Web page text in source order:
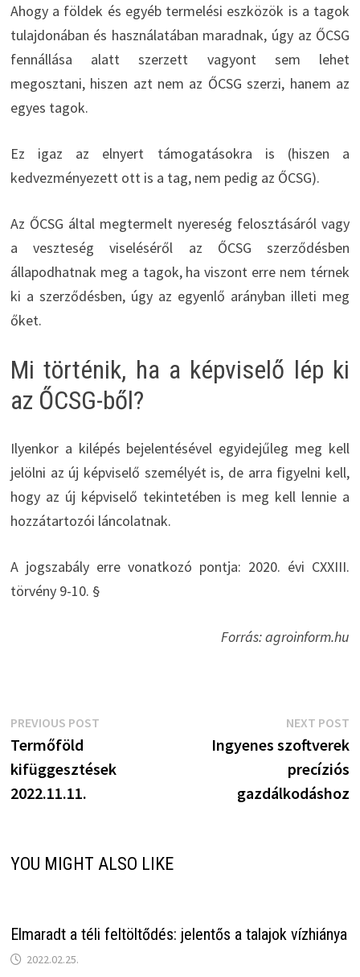
Ahogy a földek és egyéb termelési eszközök is a tagok
tulajdonában és használatában maradnak, úgy az ŐCSG
fennállása alatt szerzett vagyont sem lehet
megosztani, hiszen azt nem az ŐCSG szerzi, hanem az
egyes tagok.
Ez igaz az elnyert támogatásokra is (hiszen a
kedvezményezett ott is a tag, nem pedig az ŐCSG).
Az ŐCSG által megtermelt nyereség felosztásáról vagy
a veszteség viseléséről az ŐCSG szerződésben
állapodhatnak meg a tagok, ha viszont erre nem térnek
ki a szerződésben, úgy az egyenlő arányban illeti meg
őket.
Mi történik, ha a képviselő lép ki
az ŐCSG-ből?
Ilyenkor a kilépés bejelentésével egyidejűleg meg kell
jelölni az új képviselő személyét is, de arra figyelni kell,
hogy az új képviselő tekintetében is meg kell lennie a
hozzátartozói láncolatnak.
A jogszabály erre vonatkozó pontja: 2020. évi CXXIII.
törvény 9-10. §
Forrás: agroinform.hu
Bejegyzés
navigáció
PREVIOUS POSTPrevious
Termőföld
kifüggesztések
2022.11.11.
NEXT POST
Ingyenes szoftverek
precíziós
gazdálkodáshoz
YOU MIGHT ALSO LIKE
Elmaradt a téli feltöltődés: jelentős a talajok vízhiánya
2022.02.25.